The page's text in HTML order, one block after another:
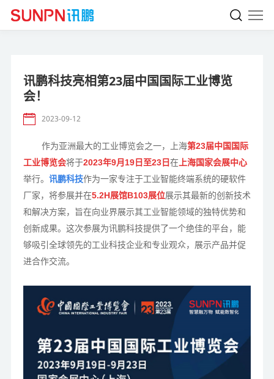
讯鹏科技亮相第23届中国国际工业博览
会！
2023-09-12
作为亚洲最大的工业博览会之一，上海第23届中国国际
工业博览会将于2023年9月19日至23日在 上海国家会展中心
举行。 讯鹏科技作为一家专注于工业智能终端系统的硬软件
厂家，将参展并在5.2H展馆B103展位展示其最新的创新技术
和解决方案，旨在向业界展示其工业智能领域的独特优势和
创新成果。这次参展为讯鹏科技提供了一个绝佳的平台，能
够吸引全球领先的工业科技企业和专业观众，展示产品并促
进合作交流。